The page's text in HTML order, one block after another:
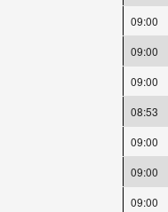
09:00
09:00
09:00
08:53
09:00
09:00
09:00